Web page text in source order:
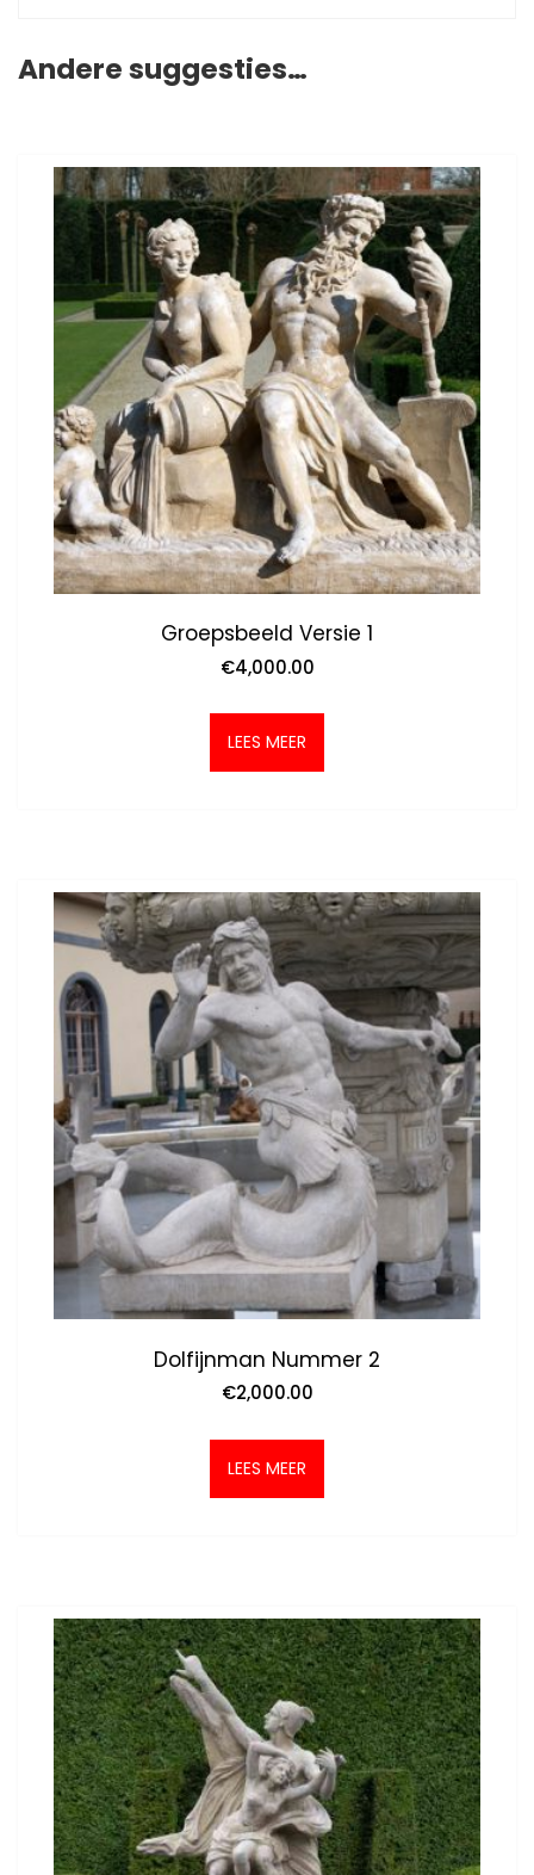
Andere suggesties…
Groepsbeeld Versie 1
€4,000.00
LEES MEER
Dolfijnman Nummer 2
€2,000.00
LEES MEER